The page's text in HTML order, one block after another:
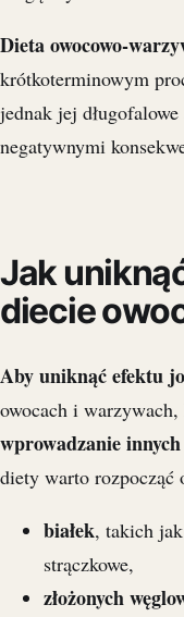
Dieta owocowo-
krótkoterminowym
jednak jej
negatywnymi
Jak
diecie
Aby uniknąć efektu
owocach i
wprowadzanie
diety warto rozpocząć
białek, takich
strączkowe,
złożonych